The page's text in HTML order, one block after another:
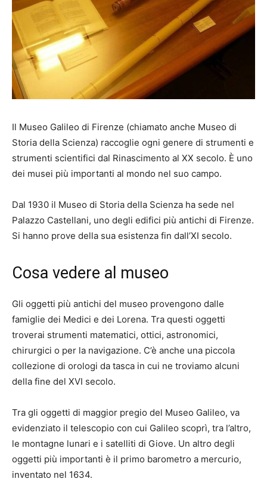
Il Museo Galileo di Firenze (chiamato anche Museo di
Storia della Scienza) raccoglie ogni genere di strumenti e
strumenti scientifici dal Rinascimento al XX secolo. È uno
dei musei più importanti al mondo nel suo campo.
Dal 1930 il Museo di Storia della Scienza ha sede nel
Palazzo Castellani, uno degli edifici più antichi di Firenze.
Si hanno prove della sua esistenza fin dall’XI secolo.
Cosa vedere al museo
Gli oggetti più antichi del museo provengono dalle
famiglie dei Medici e dei Lorena. Tra questi oggetti
troverai strumenti matematici, ottici, astronomici,
chirurgici o per la navigazione. C’è anche una piccola
collezione di orologi da tasca in cui ne troviamo alcuni
della fine del XVI secolo.
Tra gli oggetti di maggior pregio del Museo Galileo, va
evidenziato il telescopio con cui Galileo scoprì, tra l’altro,
le montagne lunari e i satelliti di Giove. Un altro degli
oggetti più importanti è il primo barometro a mercurio,
inventato nel 1634.